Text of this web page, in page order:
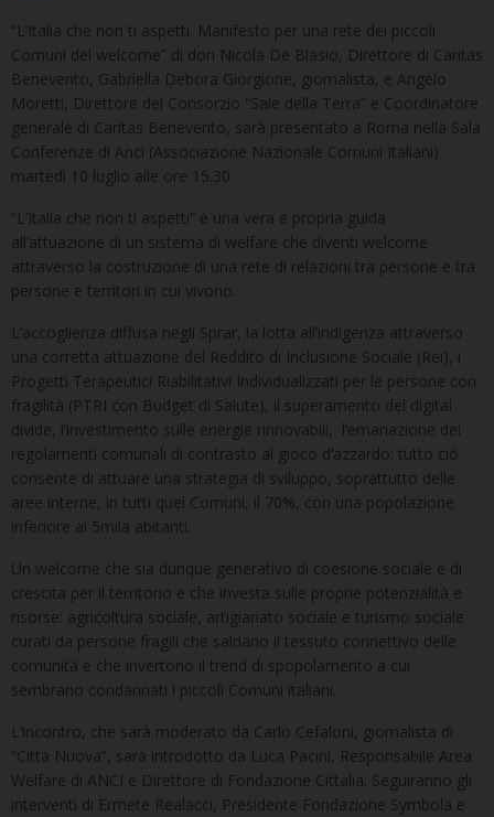
“L’Italia che non ti aspetti. Manifesto per una rete dei piccoli
Comuni del welcome” di don Nicola De Blasio, Direttore di Caritas
Benevento, Gabriella Debora Giorgione, giornalista, e Angelo
Moretti, Direttore del Consorzio “Sale della Terra” e Coordinatore
generale di Caritas Benevento, sarà presentato a Roma nella Sala
Conferenze di Anci (Associazione Nazionale Comuni Italiani)
martedì 10 luglio alle ore 15.30.
“L’Italia che non ti aspetti” è una vera e propria guida
all’attuazione di un sistema di welfare che diventi welcome
attraverso la costruzione di una rete di relazioni tra persone e tra
persone e territori in cui vivono.
L’accoglienza diffusa negli Sprar, la lotta all’indigenza attraverso
una corretta attuazione del Reddito di Inclusione Sociale (Rei), i
Progetti Terapeutici Riabilitativi Individualizzati per le persone con
fragilità (PTRI con Budget di Salute), il superamento del digital
divide, l’investimento sulle energie rinnovabili, l’emanazione dei
regolamenti comunali di contrasto al gioco d’azzardo: tutto ciò
consente di attuare una strategia di sviluppo, soprattutto delle
aree interne, in tutti quei Comuni, il 70%, con una popolazione
inferiore ai 5mila abitanti.
Un welcome che sia dunque generativo di coesione sociale e di
crescita per il territorio e che investa sulle proprie potenzialità e
risorse: agricoltura sociale, artigianato sociale e turismo sociale
curati da persone fragili che saldano il tessuto connettivo delle
comunità e che invertono il trend di spopolamento a cui
sembrano condannati i piccoli Comuni italiani.
L’incontro, che sarà moderato da Carlo Cefaloni, giornalista di
“Città Nuova”, sarà introdotto da Luca Pacini, Responsabile Area
Welfare di ANCI e Direttore di Fondazione Cittalia. Seguiranno gli
interventi di Ermete Realacci, Presidente Fondazione Symbola e